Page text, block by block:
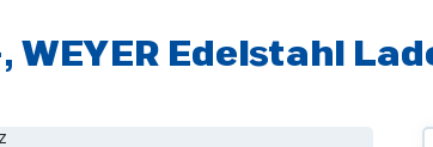
WEYER Edelstahl